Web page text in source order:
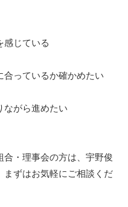
感じている
合っているか確かめたい
ながら進めたい
・理事会の方は、宇野俊
ずはお気軽にご相談くだ